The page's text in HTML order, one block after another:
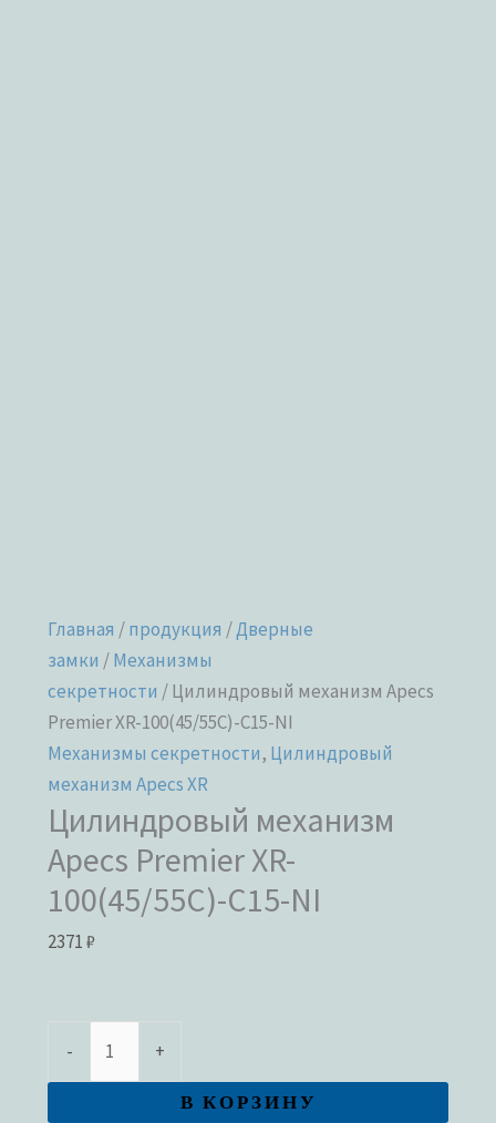
Главная /продукция /Дверные
замки /Механизмы
секретности / Цилиндровый механизм Apecs
Premier XR-100(45/55C)-C15-NI
Механизмы секретности, Цилиндровый
механизм Apecs XR
Цилиндровый механизм
Apecs Premier XR-
100(45/55C)-C15-NI
2371₽
- +
В КОРЗИНУ